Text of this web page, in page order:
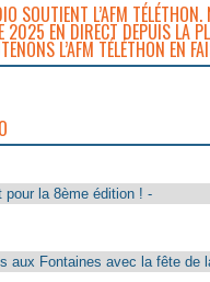
SOUTIENT L’AFM TÉLÉTHON.
2025 EN DIRECT DEPUIS LA
L’AFM TÉLÉTHON EN
pour la 8ème édition ! -
aux Fontaines avec la fête de